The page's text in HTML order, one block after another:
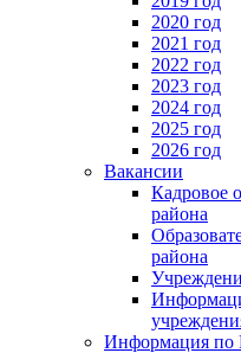
2020 год
2021 год
2022 год
2023 год
2024 год
2025 год
2026 год
Вакансии
Кадровое
района
района
Информация